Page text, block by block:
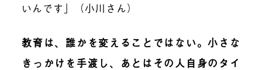
いんです」（小川さん）
教育は、誰かを変えることではない。小さな
きっかけを手渡し、あとはその人自身のタイ